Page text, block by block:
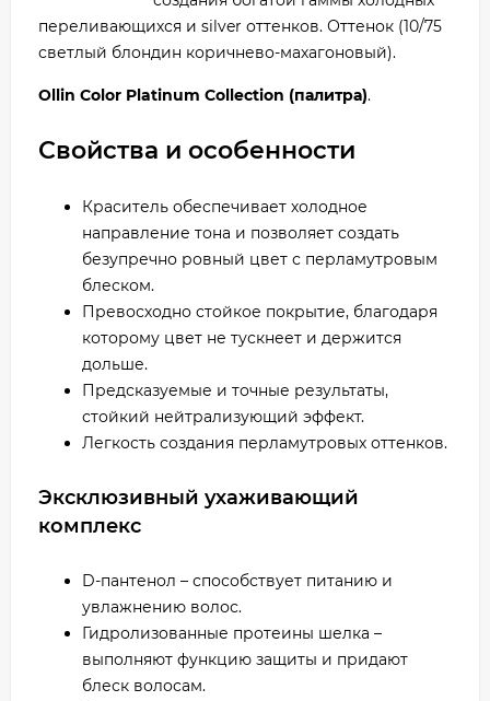
переливающихся и silver оттенков. Оттенок (10/75
светлый блондин коричнево-махагоновый).
Ollin Color Platinum Collection (палитра).
Свойства и особенности
Краситель обеспечивает холодное
направление тона и позволяет создать
безупречно ровный цвет с перламутровым
блеском.
Превосходно стойкое покрытие, благодаря
которому цвет не тускнеет и держится
дольше.
Предсказуемые и точные результаты,
стойкий нейтрализующий эффект.
Легкость создания перламутровых оттенков.
Эксклюзивный ухаживающий
комплекс
D-пантенол – способствует питанию и
увлажнению волос.
Гидролизованные протеины шелка –
выполняют функцию защиты и придают
блеск волосам.